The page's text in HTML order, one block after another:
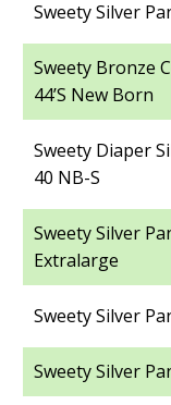
Sweety Silver
Sweety Bronze
44’S New Born
Sweety Diaper
40 NB-S
Sweety Silver
Extralarge
Sweety Silver
Sweety Silver